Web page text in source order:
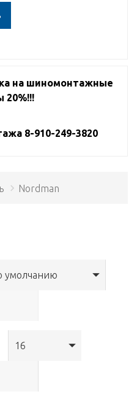
на шиномонтажные
20%!!!
8-910-249-3820
Nordman
умолчанию
16